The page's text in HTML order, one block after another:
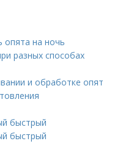
опята на ночь
разных способах
и обработке опят
быстрый
быстрый